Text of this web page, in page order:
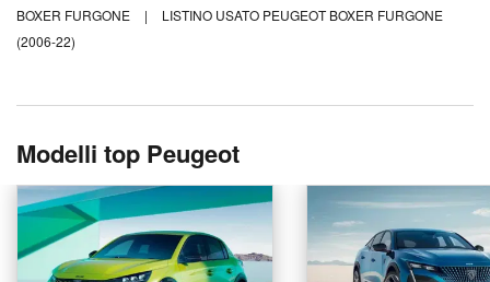
BOXER FURGONE
|
LISTINO USATO PEUGEOT BOXER FURGONE
(2006-22)
Modelli top Peugeot